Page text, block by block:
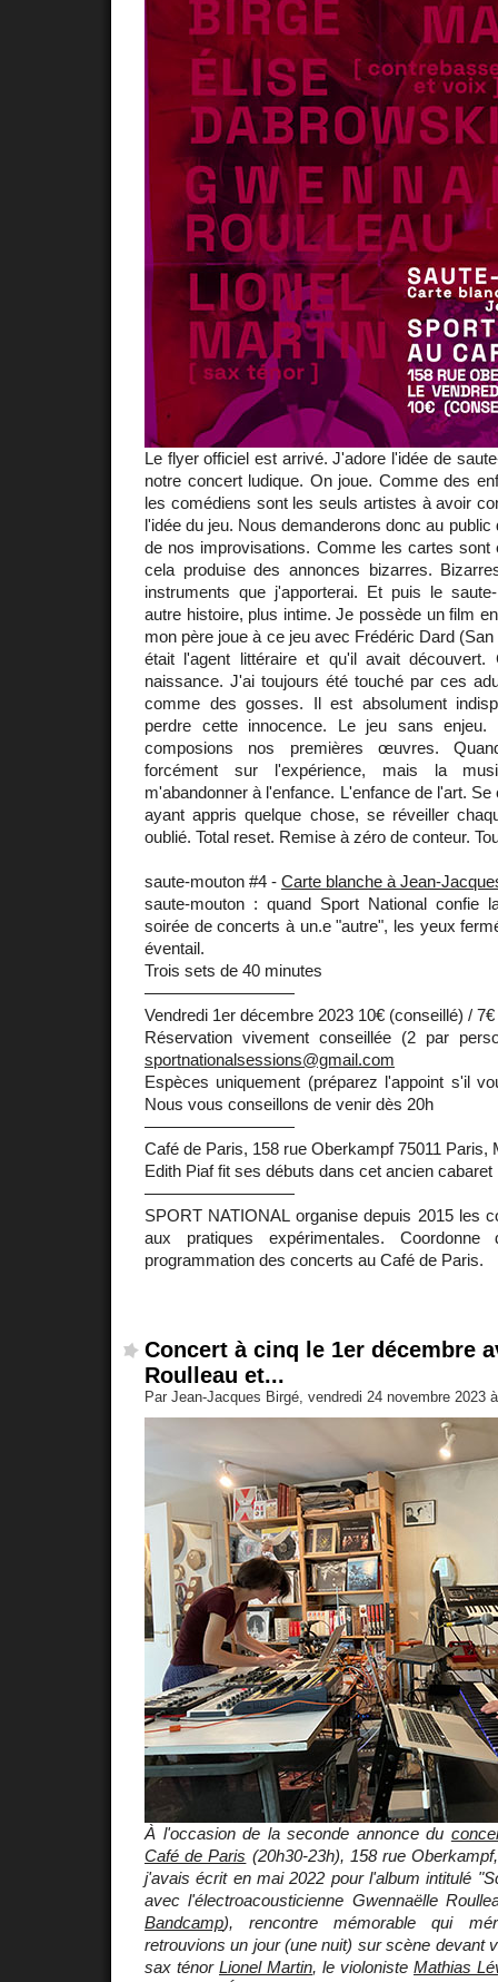
Le flyer officiel est arrivé. J'adore l'idée de
notre concert ludique. On joue. Comme des
les comédiens sont les seuls artistes à avoir
l'idée du jeu. Nous demanderons donc au
de nos improvisations. Comme les cartes sont
cela produise des annonces bizarres.
instruments que j'apporterai. Et puis le
autre histoire, plus intime. Je possède un film
mon père joue à ce jeu avec Frédéric Dard
était l'agent littéraire et qu'il avait découvert.
naissance. J'ai toujours été touché par ces
comme des gosses. Il est absolument
perdre cette innocence. Le jeu sans enjeu.
composions nos premières œuvres.
forcément sur l'expérience, mais la
m'abandonner à l'enfance. L'enfance de l'art.
ayant appris quelque chose, se réveiller
oublié. Total reset. Remise à zéro de conteur.
saute-mouton #4 - Carte blanche à Jean-
saute-mouton : quand Sport National confie
soirée de concerts à un.e "autre", les yeux
éventail.
Trois sets de 40 minutes
—————————
Vendredi 1er décembre 2023 10€ (conseillé) /
Réservation vivement conseillée (2 par
sportnationalsessions@gmail.com
Espèces uniquement (préparez l'appoint s'il
Nous vous conseillons de venir dès 20h
—————————
Café de Paris, 158 rue Oberkampf 75011 Paris,
Edith Piaf fit ses débuts dans cet ancien cabaret
—————————
SPORT NATIONAL organise depuis 2015 les
aux pratiques expérimentales.
programmation des concerts au Café de Paris.
Concert à cinq le 1er décembre
Roulleau et...
Par Jean-Jacques Birgé, vendredi 24 novembre 2023
À l'occasion de la seconde annonce du
Café de Paris (20h30-23h), 158 rue
j'avais écrit en mai 2022 pour l'album intitulé
avec l'électroacousticienne Gwennaëlle
Bandcamp), rencontre mémorable qui
retrouvions un jour (une nuit) sur scène devant
sax ténor Lionel Martin, le violoniste Mathias